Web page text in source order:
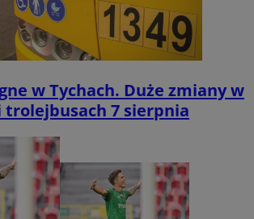
w Tychach. Duże zmiany w
trolejbusach 7 sierpnia